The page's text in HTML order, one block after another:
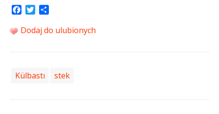
Facebook
Twitter
Dodaj do ulubionych
Külbastı stek